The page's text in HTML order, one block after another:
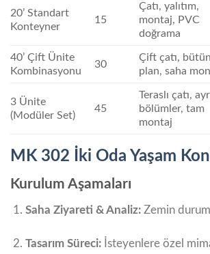
20’ Standart
Konteyner
15
Çatı, yalıtım,
montaj, PVC
doğrama
40’ Çift Ünite
Kombinasyonu
30
Çift çatı,
plan, saha
3 Ünite
(Modüler Set)
45
Teraslı çatı,
bölümler, tam
montaj
MK 302 İki Oda Yaşam
Kurulum Aşamaları
Saha Ziyareti & Analiz: Zemin
Tasarım Süreci: İsteyenlere özel